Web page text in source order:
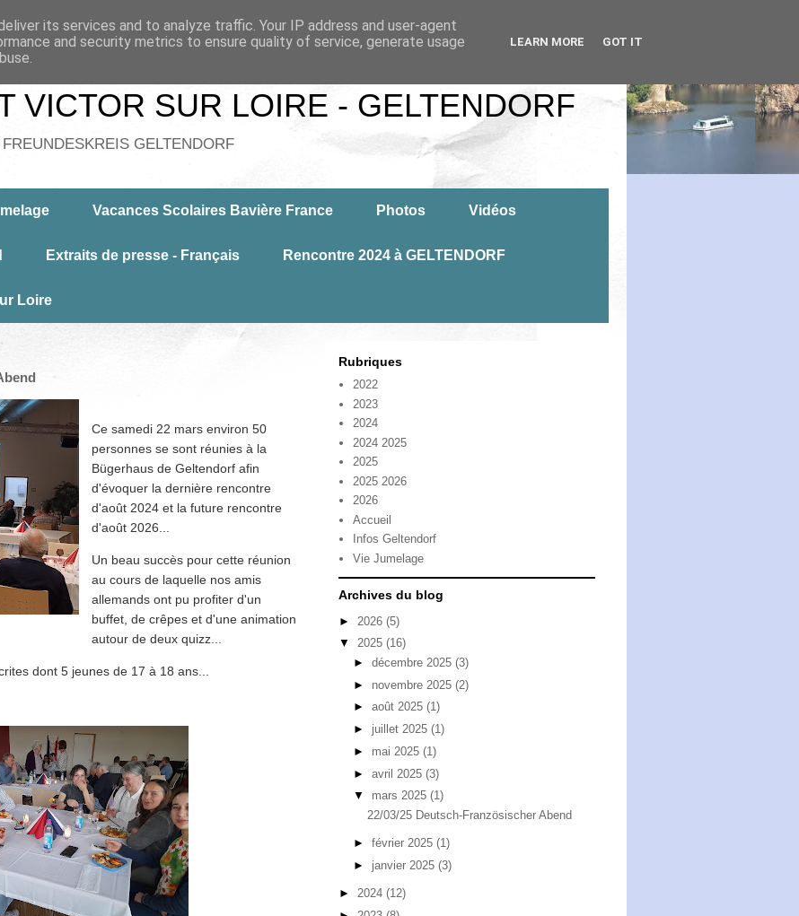
VICTOR SUR LOIRE - GELTENDORF
GELTENDORF
Vacances Scolaires Bavière France Photos Vidéos
Extraits de presse - Français Rencontre 2024 à GELTENDORF
Loire
Ce samedi 22 mars environ 50
personnes se sont réunies à la
Bügerhaus de Geltendorf afin
d'évoquer la dernière rencontre
d'août 2024 et la future rencontre
d'août 2026...
Un beau succès pour cette réunion
au cours de laquelle nos amis
allemands ont pu profiter d'un
buffet, de crêpes et d'une animation
autour de deux quizz...
dont 5 jeunes de 17 à 18 ans...
Rubriques
2022
2023
2024
2024 2025
2025
2025 2026
2026
Accueil
Infos Geltendorf
Vie Jumelage
Archives du blog
► 2026 (5)
▼ 2025 (16)
► décembre 2025 (3)
► novembre 2025 (2)
► août 2025 (1)
► juillet 2025 (1)
► mai 2025 (1)
► avril 2025 (3)
▼ mars 2025 (1)
22/03/25 Deutsch-Französischer Abend
► février 2025 (1)
► janvier 2025 (3)
► 2024 (12)
its services and to analyze traffic. Your IP address and user-agent
and security metrics to ensure quality of service, generate usage
LEARN MORE GOT IT